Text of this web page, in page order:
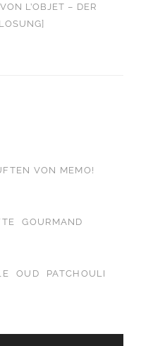
L’OBJET – DER
VON MEMO!
GOURMAND
OUD
PATCHOULI